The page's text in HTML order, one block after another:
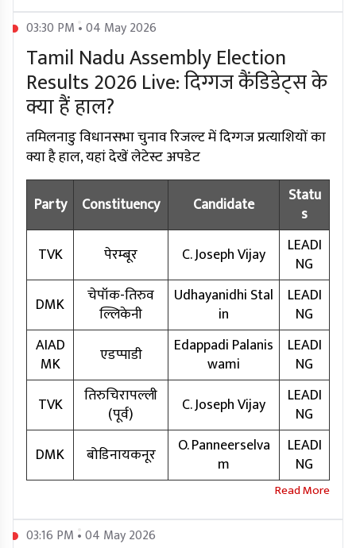
03:30 PM • 04 May 2026
Tamil Nadu Assembly Election
Results 2026 Live: दिग्गज कैंडिडेट्स के
क्या हैं हाल?
तमिलनाडु विधानसभा चुनाव रिजल्ट में दिग्गज प्रत्याशियों का
क्या है हाल, यहां देखें लेटेस्ट अपडेट
Party
Constituency Candidate
Statu
s
TVK
पेरम्बूर C. Joseph Vijay
LEADI
NG
DMK
चेपॉक-तिरुव
ल्लिकेनी
Udhayanidhi Stal
in
LEADI
NG
AIAD
MK
एडप्पाडी
Edappadi Palanis
wami
LEADI
NG
TVK
तिरुचिरापल्ली
(पूर्व)
C. Joseph Vijay
LEADI
NG
DMK
बोडिनायकनूर
O. Panneerselva
m
LEADI
NG
03:16 PM • 04 May 2026